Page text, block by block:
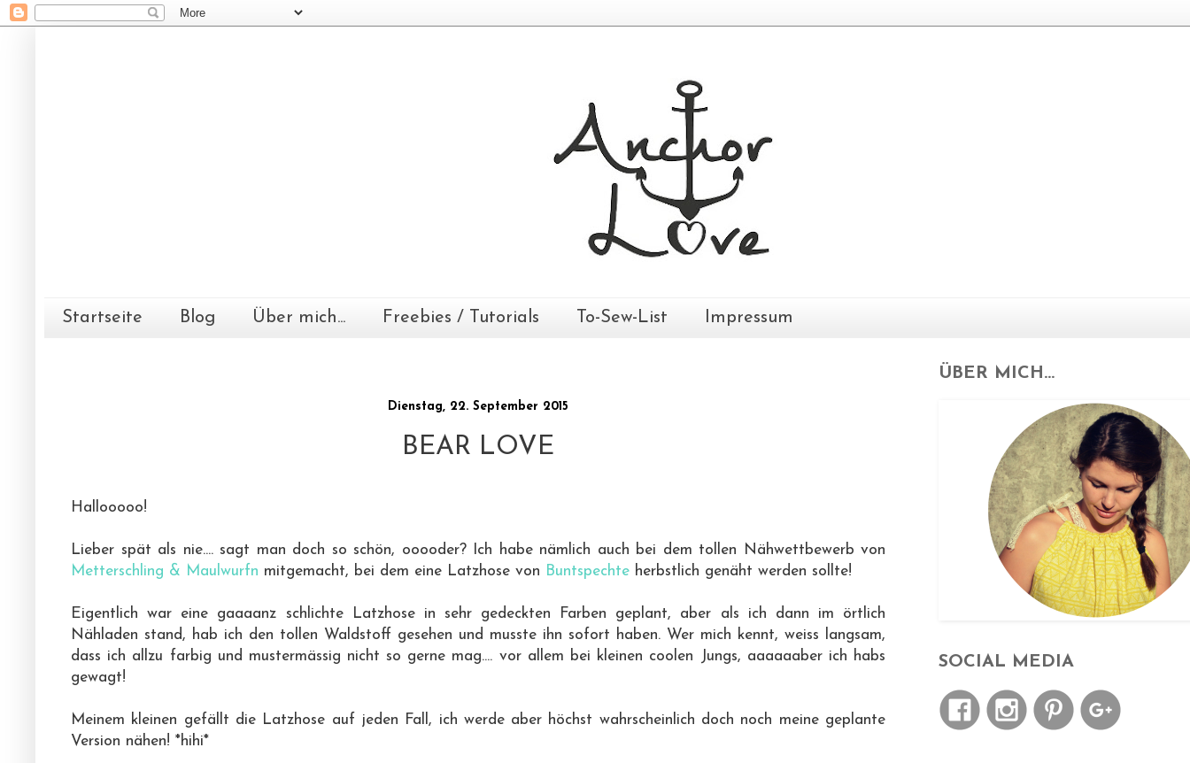
Startseite Blog Über mich... Freebies / Tutorials To-Sew-List Impressum
Dienstag, 22. September 2015
BEAR LOVE
Hallooooo!
Lieber spät als nie.... sagt man doch so schön, ooooder? Ich habe nämlich auch bei dem tollen Nähwettbewerb von
Metterschling & Maulwurfn mitgemacht, bei dem eine Latzhose von Buntspechte herbstlich genäht werden sollte!
Eigentlich war eine gaaaanz schlichte Latzhose in sehr gedeckten Farben geplant, aber als ich dann im örtlich
Nähladen stand, hab ich den tollen Waldstoff gesehen und musste ihn sofort haben. Wer mich kennt, weiss langsam,
dass ich allzu farbig und mustermässig nicht so gerne mag.... vor allem bei kleinen coolen Jungs, aaaaaaber ich habs
gewagt!
Meinem kleinen gefällt die Latzhose auf jeden Fall, ich werde aber höchst wahrscheinlich doch noch meine geplante
Version nähen! *hihi*
ÜBER MICH...
SOCIAL MEDIA